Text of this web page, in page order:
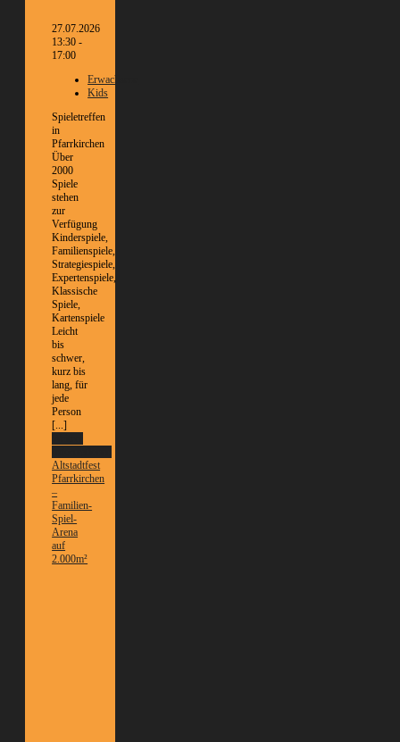
27.07.2026
13:30 -
17:00
Erwachsene
Kids
Spieletreffen
in
Pfarrkirchen
Über
2000
Spiele
stehen
zur
Verfügung
Kinderspiele,
Familienspiele,
Strategiespiele,
Expertenspiele,
Klassische
Spiele,
Kartenspiele
Leicht
bis
schwer,
kurz bis
lang, für
jede
Person
[...]
Altstadtfest
Pfarrkirchen
–
Familien-
Spiel-
Arena
auf
2.000m²